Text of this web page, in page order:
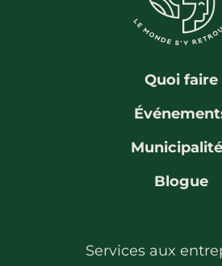
Quoi faire
Blogue
Services aux